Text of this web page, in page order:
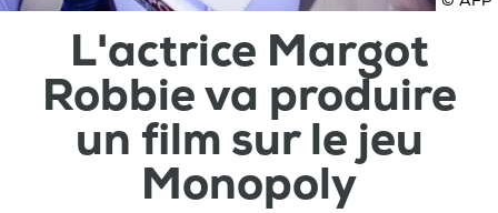
L'actrice Margot
Robbie va produire
un film sur le jeu
Monopoly